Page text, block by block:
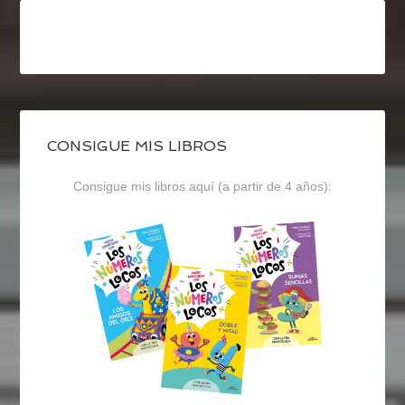
CONSIGUE MIS LIBROS
Consigue mis libros aquí (a partir de 4 años):